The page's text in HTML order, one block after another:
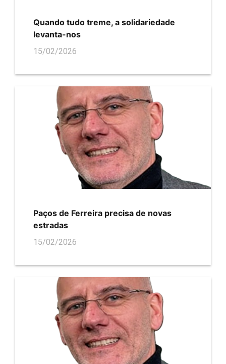
Quando tudo treme, a solidariedade
levanta-nos
15/02/2026
Paços de Ferreira precisa de novas
estradas
15/02/2026